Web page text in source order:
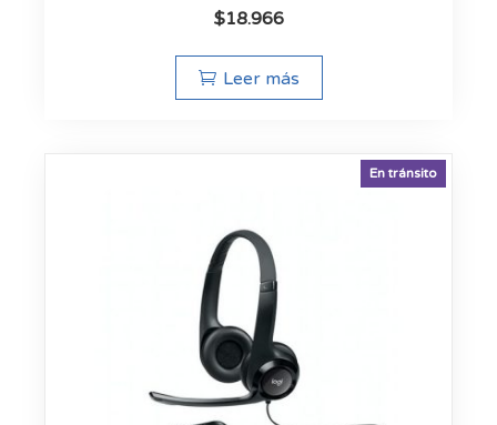
$18.966
Leer más
En tránsito